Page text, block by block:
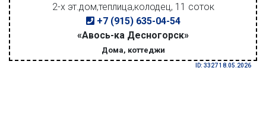
2-х эт.дом,теплица,колодец, 11 соток
+7 (915) 635-04-54
«Авось-ка Десногорск»
Дома, коттеджи
ID: 3327 18.05.2026